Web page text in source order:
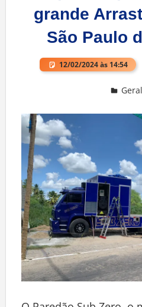
grande
São Paulo
12/02/2024 às 14:54
Geral